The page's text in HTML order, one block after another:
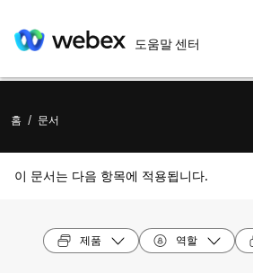
도움말 센터
홈 / 문서
이 문서는 다음 항목에 적용됩니다.
제품 역할